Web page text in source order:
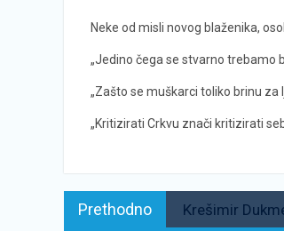
Neke od misli novog blaženika,
„Jedino čega se stvarno trebamo
„Zašto se muškarci toliko brinu za
„Kritizirati Crkvu znači kritizirati
Navigacija
objava
Prethodno Prethodno:
Krešimir